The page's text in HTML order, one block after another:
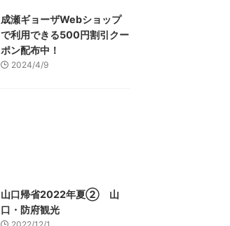
成瀬ギョーザWebショップ
で利用できる500円割引クー
ポン配布中！
2024/4/9
山口帰省2022年夏② 山
口・防府観光